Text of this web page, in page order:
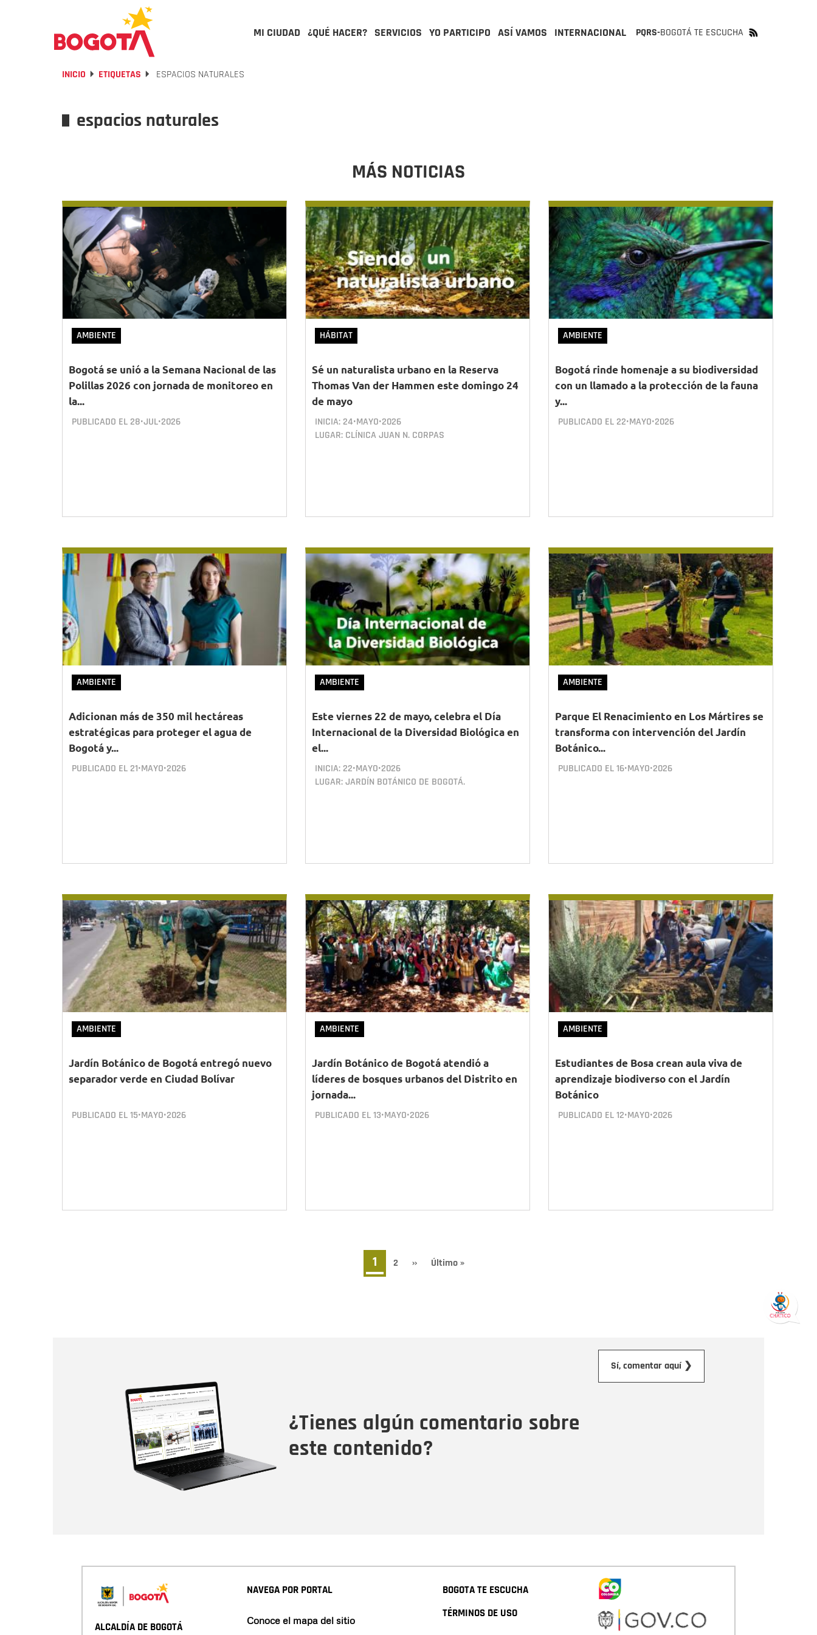
MI CIUDAD ¿QUÉ HACER? SERVICIOS YO PARTICIPO ASÍ VAMOS INTERNACIONAL PQRS-BOGOTÁ TE ESCUCHA
INICIO ETIQUETAS ESPACIOS NATURALES
espacios naturales
MÁS NOTICIAS
AMBIENTE
Bogotá se unió a la Semana Nacional de las
Polillas 2026 con jornada de monitoreo en
la...
PUBLICADO EL 28•JUL•2026
HÁBITAT
Sé un naturalista urbano en la Reserva
Thomas Van der Hammen este domingo 24
de mayo
INICIA: 24•MAYO•2026
LUGAR: CLÍNICA JUAN N. CORPAS
AMBIENTE
Bogotá rinde homenaje a su biodiversidad
con un llamado a la protección de la fauna
y...
PUBLICADO EL 22•MAYO•2026
AMBIENTE
Adicionan más de 350 mil hectáreas
estratégicas para proteger el agua de
Bogotá y...
PUBLICADO EL 21•MAYO•2026
AMBIENTE
Este viernes 22 de mayo, celebra el Día
Internacional de la Diversidad Biológica en
el...
INICIA: 22•MAYO•2026
LUGAR: JARDÍN BOTÁNICO DE BOGOTÁ.
AMBIENTE
Parque El Renacimiento en Los Mártires se
transforma con intervención del Jardín
Botánico...
PUBLICADO EL16•MAYO•2026
AMBIENTE
Jardín Botánico de Bogotá entregó nuevo
separador verde en Ciudad Bolívar
PUBLICADO EL15•MAYO•2026
AMBIENTE
Jardín Botánico de Bogotá atendió a
líderes de bosques urbanos del Distrito en
jornada...
PUBLICADO EL13•MAYO•2026
AMBIENTE
Estudiantes de Bosa crean aula viva de
aprendizaje biodiverso con el Jardín
Botánico
PUBLICADO EL12•MAYO•2026
Página
actual
1 Page
2
Siguiente
››
Última
Último »
¿Tienes algún comentario sobre
este contenido?
Sí, comentar aquí ❯
ALCALDÍA DE BOGOTÁ
NAVEGA POR PORTAL
Conoce el mapa del sitio
BOGOTA TE ESCUCHA
TÉRMINOS DE USO